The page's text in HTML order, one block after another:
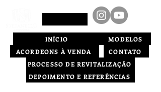
MODELOS
INÍCIO
ACORDEONS À VENDA
CONTATO
DEPOIMENTO E REFERÊNCIAS
PROCESSO DE REVITALIZAÇÃO